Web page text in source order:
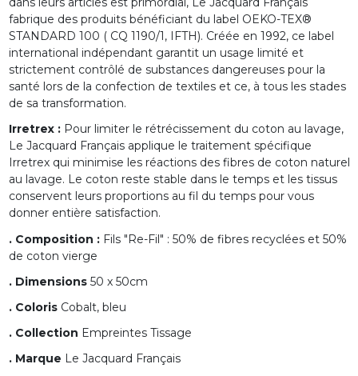
fabrique des produits bénéficiant du label OEKO-TEX®
STANDARD 100 ( CQ 1190/1, IFTH). Créée en 1992, ce label
international indépendant garantit un usage limité et
strictement contrôlé de substances dangereuses pour la
santé lors de la confection de textiles et ce, à tous les stades
de sa transformation.
Irretrex : Pour limiter le rétrécissement du coton au lavage,
Le Jacquard Français applique le traitement spécifique
Irretrex qui minimise les réactions des fibres de coton naturel
au lavage. Le coton reste stable dans le temps et les tissus
conservent leurs proportions au fil du temps pour vous
donner entière satisfaction.
. Composition :Fils "Re-Fil" : 50% de fibres recyclées et 50%
de coton vierge
. Dimensions50 x 50cm
. ColorisCobalt, bleu
. Collection Empreintes Tissage
. Marque Le Jacquard Français